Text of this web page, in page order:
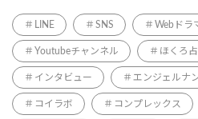
LINE SNS Webドラ
Youtubeチャンネル ほくろ
インタビュー エンジェルナ
コイラボ コンプレックス